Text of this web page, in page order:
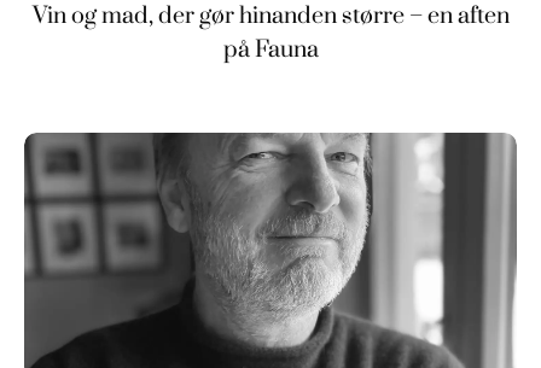
Vin og mad, der gør hinanden større – en aften
på Fauna